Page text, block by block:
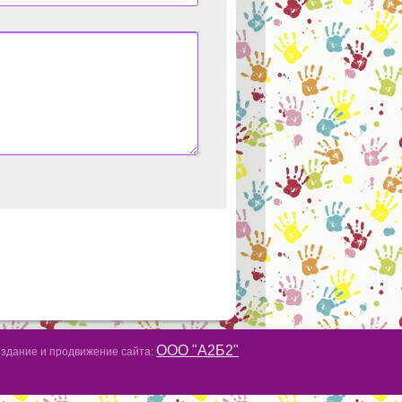
и продвижение сайта: ООО "А2Б2"